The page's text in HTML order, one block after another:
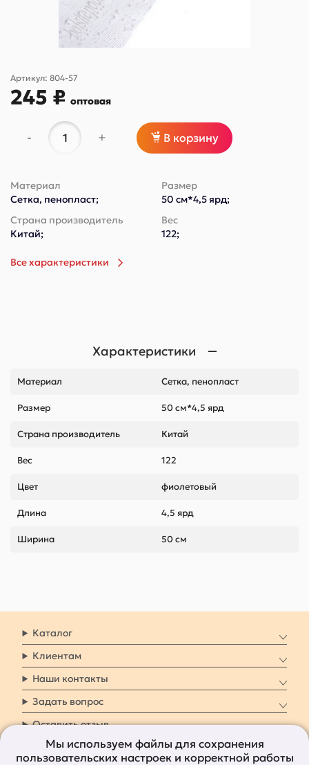
Артикул: 804-57
245 ₽ оптовая
- + В корзину
Материал
Сетка, пенопласт;
Размер
50 см*4,5 ярд;
Страна производитель
Китай;
Вес
122;
Все характеристики
Характеристики
Материал Сетка, пенопласт
Размер 50 см*4,5 ярд
Страна производитель Китай
Вес 122
Цвет фиолетовый
Длина 4,5 ярд
Ширина 50 см
Каталог
Клиентам
Наши контакты
Задать вопрос
Оставить отзыв
8 800 7009 161 Заказать звонок
Мы используем файлы для сохранения
пользовательских настроек и корректной работы